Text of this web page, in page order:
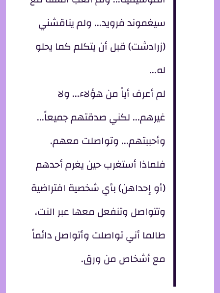
سيغموند فرويد... ولم يناقشني
(زرادشت) قبل أن يتكلم كما يحلو
له...
لم أعرف أياً من هؤلاء... ولا
غيرهم... لكني صدقتهم جميعاً...
وأحببتهم... وتواصلت معهم.
فلماذا أستغرب حين يغرم أحدهم
(أو إحداهن) بأي شخصية افتراضية
وتتواصل وتنفعل معها عبر النت،
طالما أني تواصلت وأتواصل دائماً
مع أشخاص من ورق.